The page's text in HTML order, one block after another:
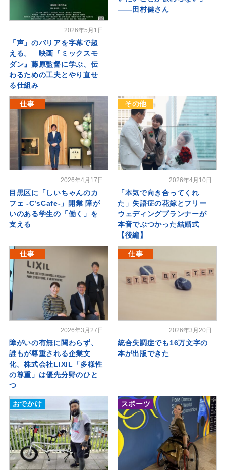
2026年5月1日
「声」のバリアを字幕で超
える。 映画『ミックスモ
ダン』藤原監督に学ぶ、伝
わるための工夫とやり直せ
る仕組み
――田村健さん
仕事
2026年4月17日
目黒区に「しいちゃんのカ
フェ -C’sCafe-」開業 障が
いのある学生の「働く」を
支える
その他
2026年4月10日
「本気で向き合ってくれ
た」失語症の花嫁とフリー
ウェディングプランナーが
本音でぶつかった結婚式
【後編】
仕事
2026年3月27日
障がいの有無に関わらず、
誰もが尊重される企業文
化。株式会社LIXIL「多様性
の尊重」は優先分野のひと
つ
仕事
2026年3月20日
統合失調症でも16万文字の
本が出版できた
おでかけ スポーツ